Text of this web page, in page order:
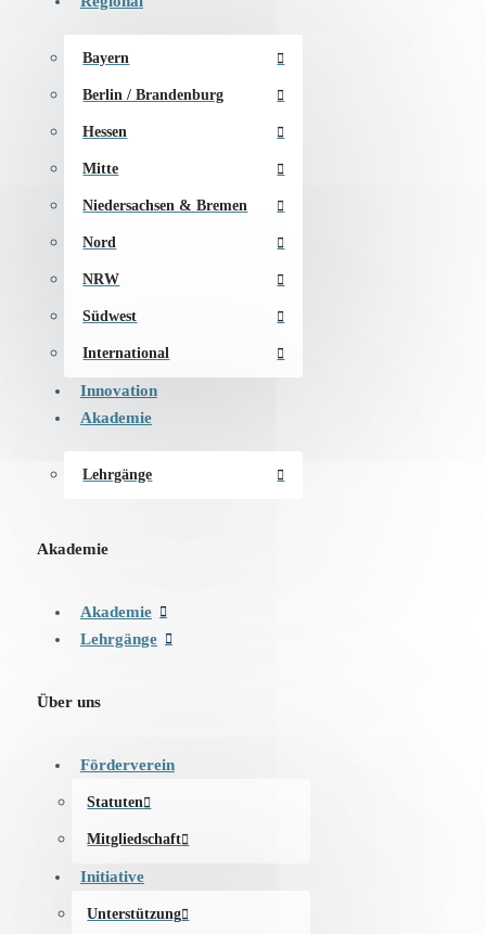
Bayern
Berlin / Brandenburg
Hessen
Mitte
Niedersachsen & Bremen
Nord
NRW
Südwest
International
Innovation
Akademie
Lehrgänge
Akademie
Akademie
Lehrgänge
Über uns
Förderverein
Statuten
Mitgliedschaft
Initiative
Unterstützung